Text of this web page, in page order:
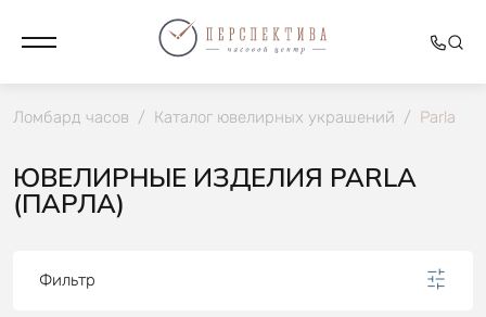
Ломбард часов / Каталог ювелирных украшений / Parla
ЮВЕЛИРНЫЕ ИЗДЕЛИЯ PARLA
(ПАРЛА)
Фильтр